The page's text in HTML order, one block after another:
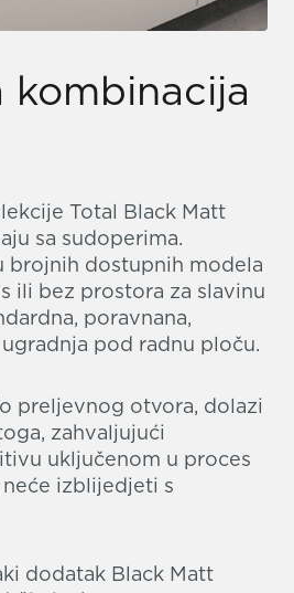
kombinacija
Total Black Matt
sa sudoperima.
brojnih dostupnih modela
ili bez prostora za slavinu
poravnana,
pod radnu ploču.
preljevnog otvora, dolazi
zahvaljujući
uključenom u proces
izblijedjeti s
dodatak Black Matt